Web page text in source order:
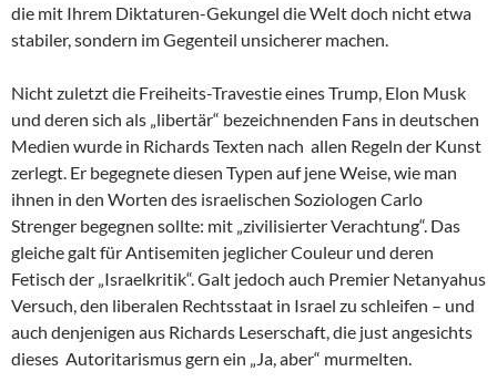
die mit Ihrem Diktaturen-Gekungel die Welt doch nicht etwa
stabiler, sondern im Gegenteil unsicherer machen.
Nicht zuletzt die Freiheits-Travestie eines Trump, Elon Musk
und deren sich als „libertär“ bezeichnenden Fans in deutschen
Medien wurde in Richards Texten nach allen Regeln der Kunst
zerlegt. Er begegnete diesen Typen auf jene Weise, wie man
ihnen in den Worten des israelischen Soziologen Carlo
Strenger begegnen sollte: mit „zivilisierter Verachtung“. Das
gleiche galt für Antisemiten jeglicher Couleur und deren
Fetisch der „Israelkritik“. Galt jedoch auch Premier Netanyahus
Versuch, den liberalen Rechtsstaat in Israel zu schleifen – und
auch denjenigen aus Richards Leserschaft, die just angesichts
dieses Autoritarismus gern ein „Ja, aber“ murmelten.